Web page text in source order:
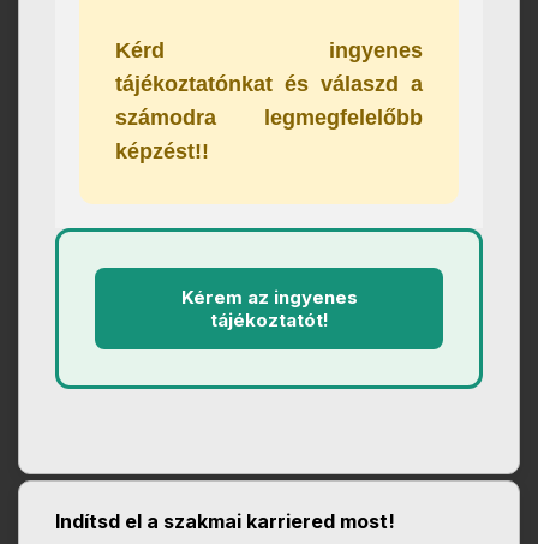
Kérd ingyenes
tájékoztatónkat és válaszd a
számodra legmegfelelőbb
képzést!!
Kérem az ingyenes
tájékoztatót!
Indítsd el a szakmai karriered most!